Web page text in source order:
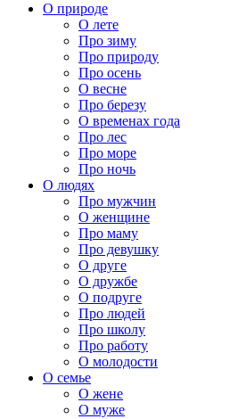
О природе
О лете
Про зиму
Про природу
Про осень
О весне
Про березу
О временах года
Про лес
Про море
Про ночь
О людях
Про мужчин
О женщине
Про маму
Про девушку
О друге
О дружбе
О подруге
Про людей
Про школу
Про работу
О молодости
О семье
О жене
О муже